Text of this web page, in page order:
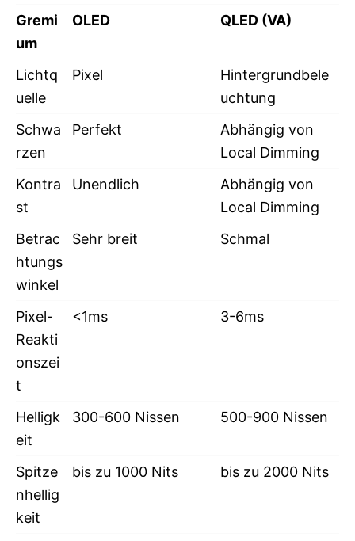
Gremi
um
OLED QLED (VA)
Lichtq
uelle
Pixel
Hintergrundbele
uchtung
Schwa
rzen
Perfekt
Abhängig von
Local Dimming
Kontra
st
Unendlich
Abhängig von
Local Dimming
Betrac
htungs
winkel
Sehr breit Schmal
Pixel-
Reakti
onszei
t
<1ms 3-6ms
Helligk
eit
300-600 Nissen 500-900 Nissen
Spitze
nhellig
keit
bis zu 1000 Nits bis zu 2000 Nits